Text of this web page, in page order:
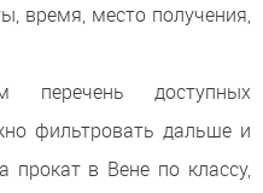
время, место получения,
перечень доступных
фильтровать дальше и
прокат в Вене по классу,